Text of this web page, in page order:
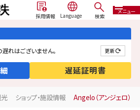
採用情報 検索
メニュー
れはございません。 更新
遅延証明書
ショップ・施設情報 Angelo（アンジェロ）